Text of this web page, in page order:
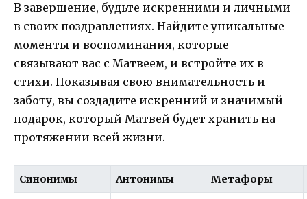
В завершение, будьте искренними и личными
в своих поздравлениях. Найдите уникальные
моменты и воспоминания, которые
связывают вас с Матвеем, и встройте их в
стихи. Показывая свою внимательность и
заботу, вы создадите искренний и значимый
подарок, который Матвей будет хранить на
протяжении всей жизни.
Синонимы Антонимы Метафоры